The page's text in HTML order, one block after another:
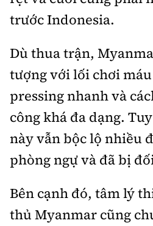
trước Indonesia.
Dù thua trận,
tượng với lối chơi
pressing nhanh và
công khá đa dạng.
này vẫn bộc lộ nhiều
phòng ngự và đã bị
Bên cạnh đó, tâm lý
thủ Myanmar cũng